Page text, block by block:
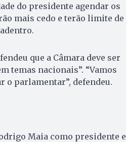
do presidente agendar os
mais cedo e terão limite de
que a Câmara deve ser
temas nacionais”. “Vamos
o parlamentar”, defendeu.
Maia como presidente e